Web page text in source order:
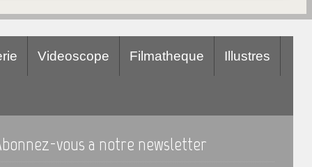
Videoscope Filmatheque Illustres
vous a notre newsletter